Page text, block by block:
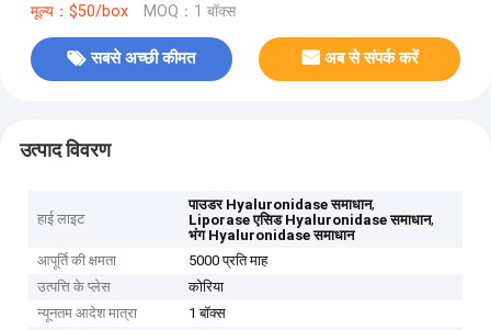
मूल्य：$50/box MOQ：1 बॉक्स
सबसे अच्छी कीमत अब से संपर्क करें
उत्पाद विवरण
हाई लाइट
पाउडर Hyaluronidase समाधान,
Liporase एसिड Hyaluronidase समाधान,
भंग Hyaluronidase समाधान
आपूर्ति की क्षमता
5000 प्रति माह
उत्पत्ति के प्लेस
कोरिया
न्यूनतम आदेश मात्रा
1 बॉक्स